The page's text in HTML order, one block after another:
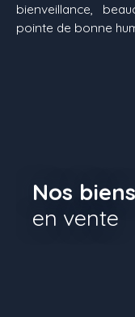
bienveillance,
pointe de bonne
Nos biens
en vente